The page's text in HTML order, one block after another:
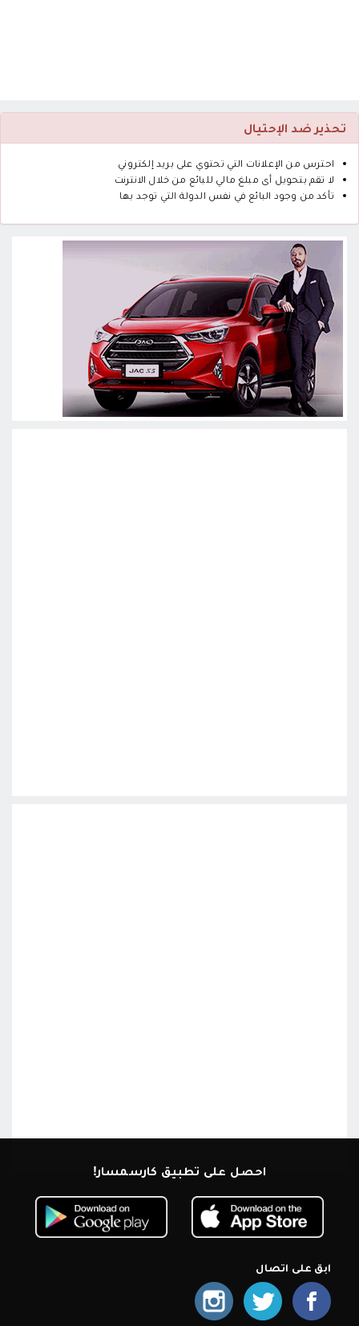
تحذير ضد الإحتيال
احترس من الإعلانات التي تحتوي على بريد إلكتروني
لا تقم بتحويل أى مبلغ مالي للبائع من خلال الانترنت
تأكد من وجود البائع في نفس الدولة التي توجد بها
احصل على تطبيق كارسمسار!
ابق على اتصال